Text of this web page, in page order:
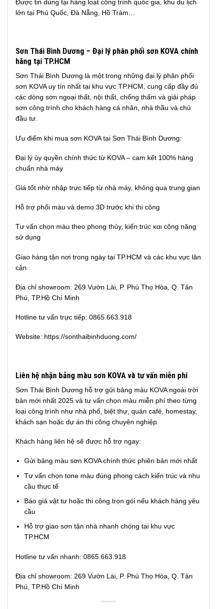
Được tin dùng tại hàng loạt công trình quốc gia, khu du lịch
lớn tại Phú Quốc, Đà Nẵng, Hồ Tràm…
Sơn Thái Bình Dương – Đại lý phân phối sơn KOVA chính
hãng tại TP.HCM
Sơn Thái Bình Dương là một trong những đại lý phân phối
sơn KOVA uy tín nhất tại khu vực TP.HCM, cung cấp đầy đủ
các dòng sơn ngoại thất, nội thất, chống thấm và giải pháp
sơn công trình cho khách hàng cá nhân, nhà thầu và chủ
đầu tư.
Ưu điểm khi mua sơn KOVA tại Sơn Thái Bình Dương:
Đại lý ủy quyền chính thức từ KOVA – cam kết 100% hàng
chuẩn nhà máy
Giá tốt nhờ nhập trực tiếp từ nhà máy, không qua trung gian
Hỗ trợ phối màu và demo 3D trước khi thi công
Tư vấn chọn màu theo phong thủy, kiến trúc και công năng
sử dụng
Giao hàng tận nơi trong ngày tại TP.HCM và các khu vực lân
cận
Địa chỉ showroom: 269 Vườn Lài, P. Phú Thọ Hòa, Q. Tân
Phú, TP.Hồ Chí Minh
Hotline tư vấn trực tiếp: 0865.663.918
Website: https://sonthaibinhduong.com/
Liên hệ nhận bảng màu sơn KOVA và tư vấn miễn phí
Sơn Thái Bình Dương hỗ trợ gửi bảng màu KOVA ngoài trời
bản mới nhất 2025 và tư vấn chọn màu miễn phí theo từng
loại công trình như nhà phố, biệt thự, quán café, homestay,
khách sạn hoặc dự án thi công chuyên nghiệp.
Khách hàng liên hệ sẽ được hỗ trợ ngay:
Gửi bảng màu sơn KOVA chính thức phiên bản mới nhất
Tư vấn chọn tone màu đúng phong cách kiến trúc và nhu
cầu thực tế
Báo giá vật tư hoặc thi công trọn gói nếu khách hàng yêu
cầu
Hỗ trợ giao sơn tận nhà nhanh chóng tại khu vực
TP.HCM
Hotline tư vấn nhanh: 0865.663.918
Địa chỉ showroom: 269 Vườn Lài, P. Phú Thọ Hòa, Q. Tân
Phú, TP.Hồ Chí Minh